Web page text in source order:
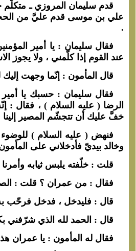
قدم سليمان المروزي ـ
علي بن موسى قدم عليَّ من الحجاز
.
فقال سليمان : يا أمير
عند القوم إذا كلّمني ، ولا يجوز
قال المأمون : إنّما وجهت
فقال سليمان : حسبك يا أمير
الرضا ( عليه السلام ) ، فقال
خفَّ عليك أن تتجشّم المصير
فنهض ( عليه السلام ) للوضوء
وخالد بيديّ فأدخلاني على
قلت : خلّفته يلبس ثيابه
فقال : من عمران ؟ قلت :
قال : فليدخل ، فدخل فرحّب
قال : الحمد لله الذي شرّفني
فقال له المأمون : يا عمران